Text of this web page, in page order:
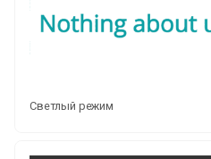
Светлый режим